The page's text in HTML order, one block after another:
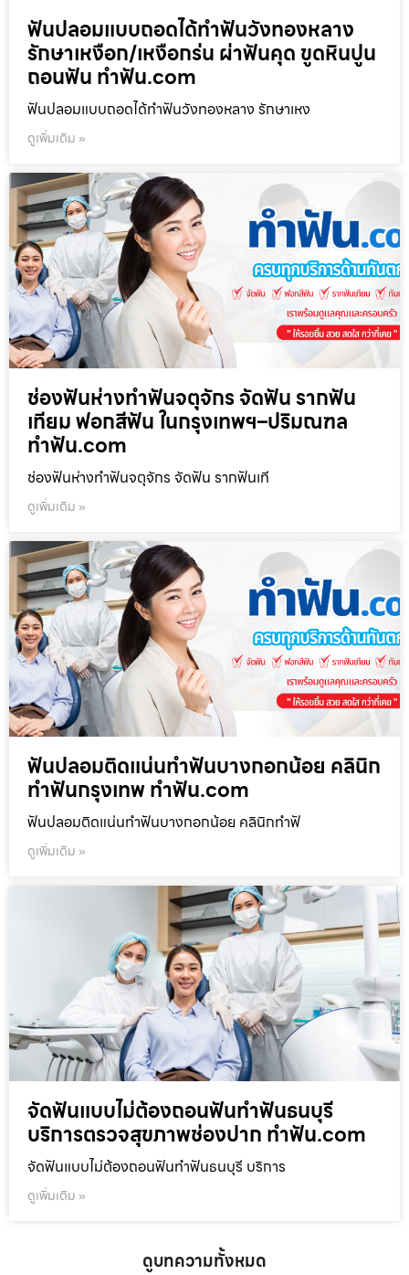
ฟันปลอมแบบถอดได้ทำฟันวังทองหลาง
รักษาเหงือก/เหงือกร่น ผ่าฟันคุด ขูดหินปูน
ถอนฟัน ทำฟัน.com
ฟันปลอมแบบถอดได้ทำฟันวังทองหลาง รักษาเหง
ดูเพิ่มเติม »
ช่องฟันห่างทำฟันจตุจักร จัดฟัน รากฟัน
เทียม ฟอกสีฟัน ในกรุงเทพฯ–ปริมณฑล
ทำฟัน.com
ช่องฟันห่างทำฟันจตุจักร จัดฟัน รากฟันเที
ดูเพิ่มเติม »
ฟันปลอมติดแน่นทำฟันบางกอกน้อย คลินิก
ทำฟันกรุงเทพ ทำฟัน.com
ฟันปลอมติดแน่นทำฟันบางกอกน้อย คลินิกทำฟั
ดูเพิ่มเติม »
จัดฟันแบบไม่ต้องถอนฟันทำฟันธนบุรี
บริการตรวจสุขภาพช่องปาก ทำฟัน.com
จัดฟันแบบไม่ต้องถอนฟันทำฟันธนบุรี บริการ
ดูเพิ่มเติม »
ดูบทความทั้งหมด